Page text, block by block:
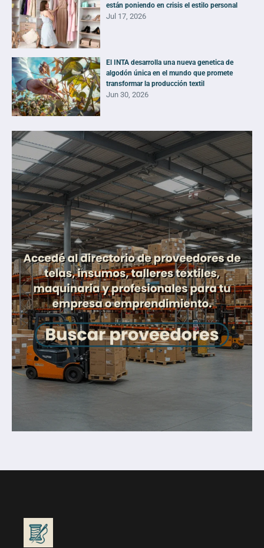
están poniendo en crisis el estilo personal
Jul 17, 2026
El INTA desarrolla una nueva genetica de
algodón única en el mundo que promete
transformar la producción textil
Jun 30, 2026